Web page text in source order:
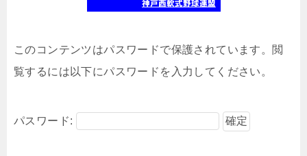
このコンテンツはパスワードで保護されています。閲
覧するには以下にパスワードを入力してください。
パスワード: